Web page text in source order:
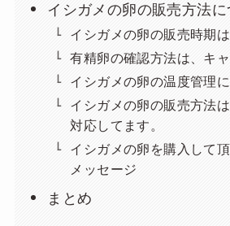
イシガメの卵の販売方法に
イシガメの卵の販売時期
有精卵の確認方法は、キ
イシガメの卵の温度管理
イシガメの卵の販売方法
対応してます。
イシガメの卵を購入して
メッセージ
まとめ